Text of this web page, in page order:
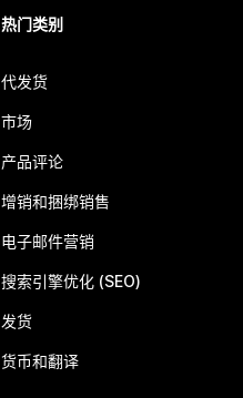
热门类别
代发货
市场
产品评论
增销和捆绑销售
电子邮件营销
搜索引擎优化 (SEO)
发货
货币和翻译